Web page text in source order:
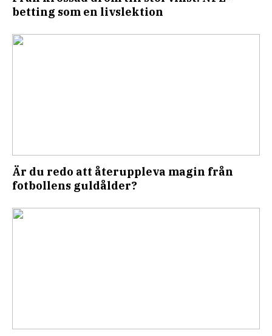
betting som en livslektion
Är du redo att återuppleva magin från
fotbollens guldålder?